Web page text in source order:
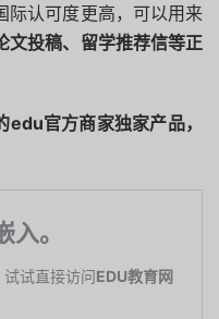
际认可度更高，可以用来
文投稿、留学推荐信等正
官方商家独家产品，